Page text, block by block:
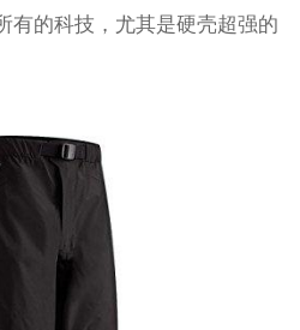
有的科技，尤其是硬壳超强的